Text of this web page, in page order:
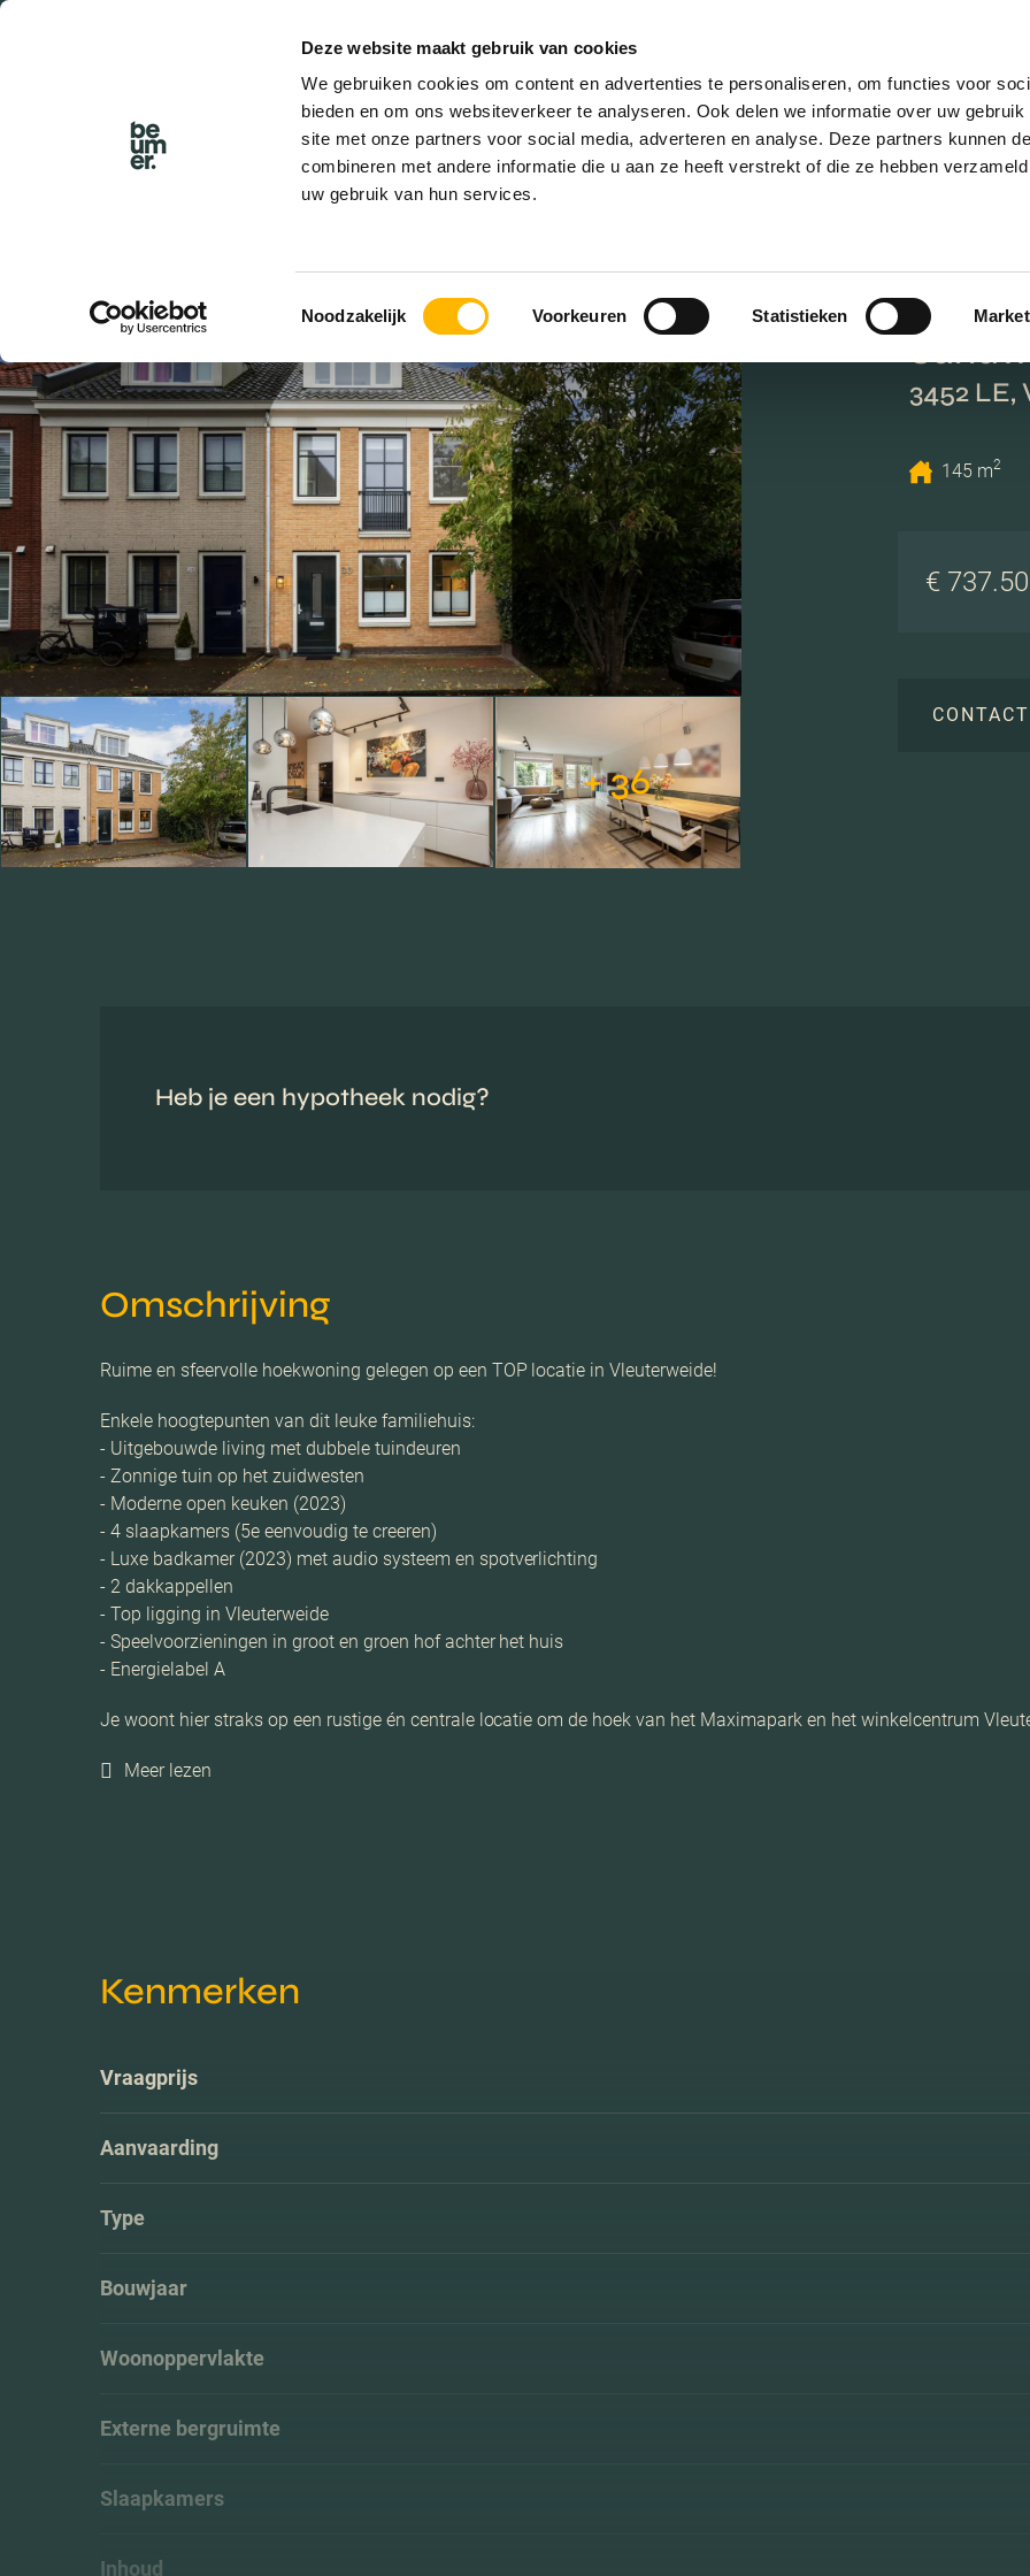
Deze website maakt gebruik van cookies
We gebruiken cookies om content en advertenties te personaliseren, om functies voor
bieden en om ons websiteverkeer te analyseren. Ook delen we informatie over uw gebruik
site met onze partners voor social media, adverteren en analyse. Deze partners kunnen
combineren met andere informatie die u aan ze heeft verstrekt of die ze hebben
uw gebruik van hun services.
Toestemmingsselectie
Noodzakelijk Voorkeuren Statistieken
+ 36
3452 LE,
145 m2
€
CONTACT
Heb je een hypotheek nodig?
Omschrijving
Ruime en sfeervolle hoekwoning gelegen op een TOP locatie in Vleuterweide!
Enkele hoogtepunten van dit leuke familiehuis:
- Uitgebouwde living met dubbele tuindeuren
- Zonnige tuin op het zuidwesten
- Moderne open keuken (2023)
- 4 slaapkamers (5e eenvoudig te creeren)
- Luxe badkamer (2023) met audio systeem en spotverlichting
- 2 dakkappellen
- Top ligging in Vleuterweide
- Speelvoorzieningen in groot en groen hof achter het huis
- Energielabel A
Je woont hier straks op een rustige én centrale locatie om de hoek van het Maximapark en het winkelcentrum
Meer lezen
Kenmerken
Vraagprijs
Aanvaarding
Type
Bouwjaar
Woonoppervlakte
Externe bergruimte
Slaapkamers
Inhoud